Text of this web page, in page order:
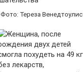
Фото: Тереза Венедтоулис